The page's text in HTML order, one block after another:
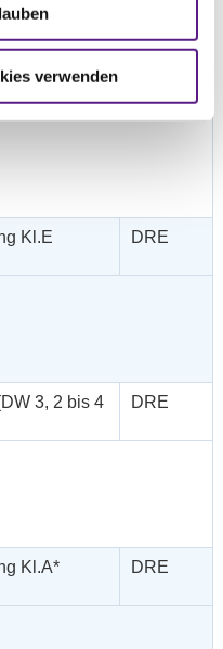
verwenden
Zeit)
Kl.E DRE
3, 2 bis 4
DRE
Kl.A* DRE